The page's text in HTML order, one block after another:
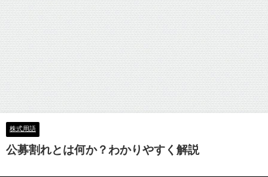
株式用語
公募割れとは何か？わかりやすく解説